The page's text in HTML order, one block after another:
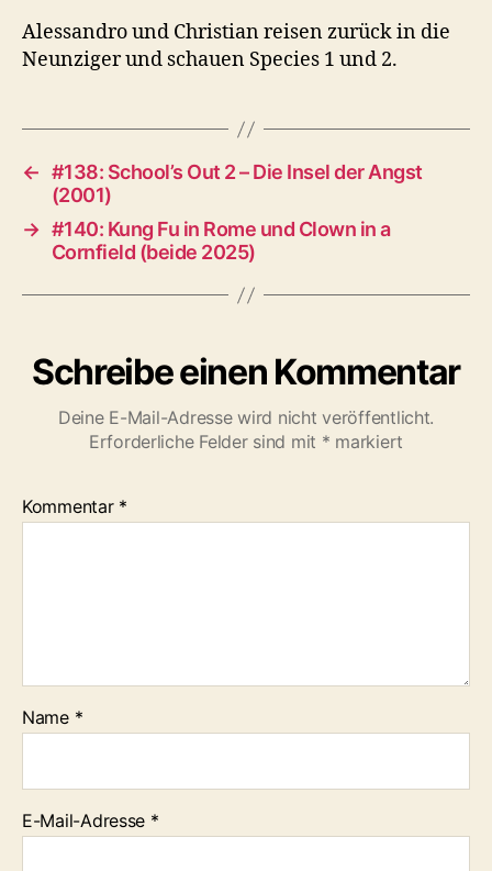
Alessandro und Christian reisen zurück in die
Neunziger und schauen Species 1 und 2.
← #138: School’s Out 2 – Die Insel der Angst
(2001)
→ #140: Kung Fu in Rome und Clown in a
Cornfield (beide 2025)
Schreibe einen Kommentar
Deine E-Mail-Adresse wird nicht veröffentlicht.
Erforderliche Felder sind mit * markiert
Kommentar *
Name *
E-Mail-Adresse *